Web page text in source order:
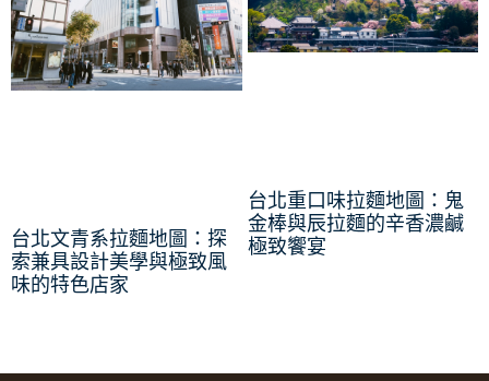
台北文青系拉麵地圖：探
索兼具設計美學與極致風
味的特色店家
台北重口味拉麵地圖：鬼
金棒與辰拉麵的辛香濃鹹
極致饗宴